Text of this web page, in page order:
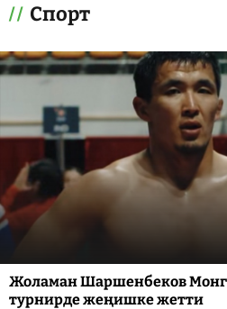
Спорт
Жоламан Шаршенбеков
турнирде жеңишке жетти